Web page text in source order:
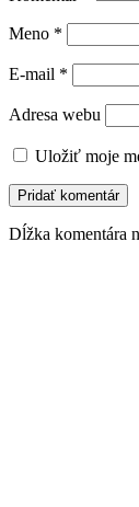
Meno *
E-mail *
Adresa webu
Uložiť moje
Dĺžka komentára